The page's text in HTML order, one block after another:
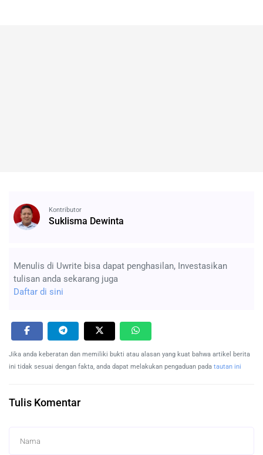
Kontributor
Suklisma Dewinta
Menulis di Uwrite bisa dapat penghasilan, Investasikan
tulisan anda sekarang juga
Daftar di sini
Jika anda keberatan dan memiliki bukti atau alasan yang kuat bahwa artikel berita
ini tidak sesuai dengan fakta, anda dapat melakukan pengaduan pada tautan ini
Tulis Komentar